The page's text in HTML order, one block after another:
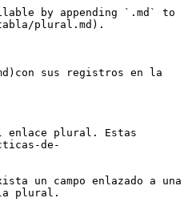
by appending `.md` to
plural.md).
sus registros en la
enlace plural. Estas
de-
un campo enlazado a una
plural.